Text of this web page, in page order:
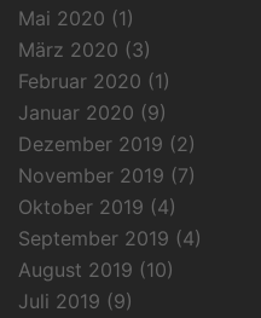
Mai 2020 (1)
März 2020 (3)
Februar 2020 (1)
Januar 2020 (9)
Dezember 2019 (2)
November 2019 (7)
Oktober 2019 (4)
September 2019 (4)
August 2019 (10)
Juli 2019 (9)